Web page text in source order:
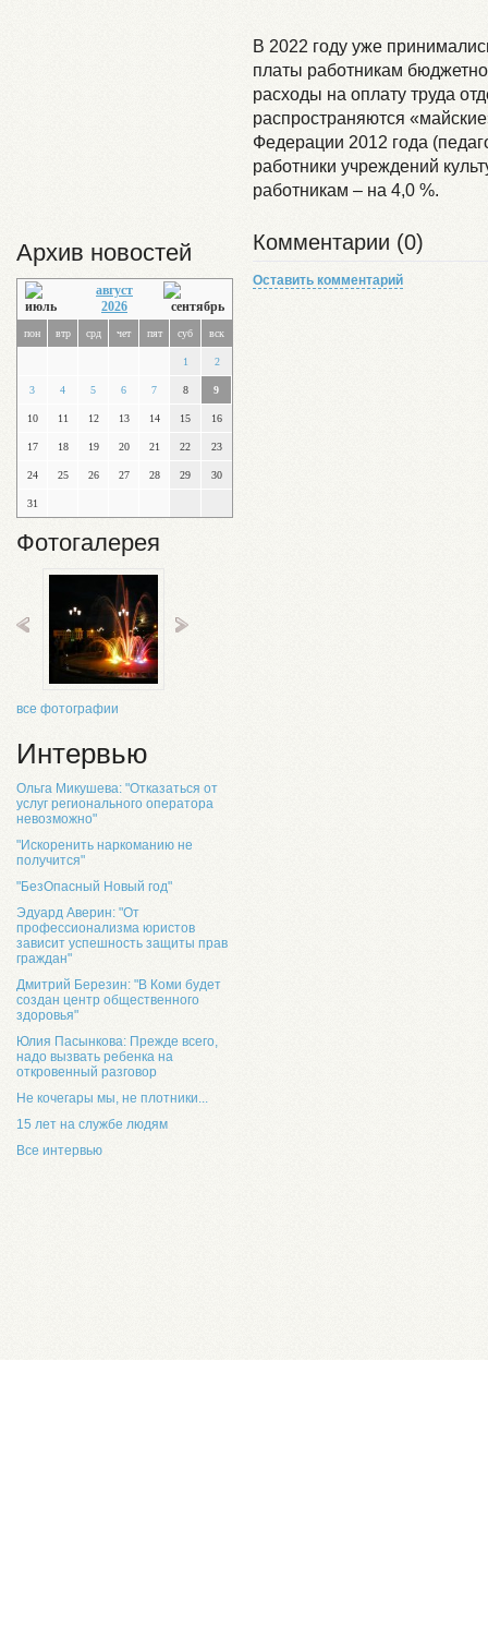
Архив новостей
август
2026
пон втр срд чет пят суб вск
1 2
3 4 5 6 7 8 9
10 11 12 13 14 15 16
17 18 19 20 21 22 23
24 25 26 27 28 29 30
31
Фотогалерея
все фотографии
Интервью
Ольга Микушева: "Отказаться от
услуг регионального оператора
невозможно"
"Искоренить наркоманию не
получится"
"БезОпасный Новый год"
Эдуард Аверин: "От
профессионализма юристов
зависит успешность защиты прав
граждан"
Дмитрий Березин: "В Коми будет
создан центр общественного
здоровья"
Юлия Пасынкова: Прежде всего,
надо вызвать ребенка на
откровенный разговор
Не кочегары мы, не плотники...
15 лет на службе людям
Все интервью
В 2022 году уже
платы работникам
расходы на оплату труда
распространяются
Федерации 2012 года
работники учреждений
работникам – на 4,0 %.
Комментарии (0)
Оставить комментарий